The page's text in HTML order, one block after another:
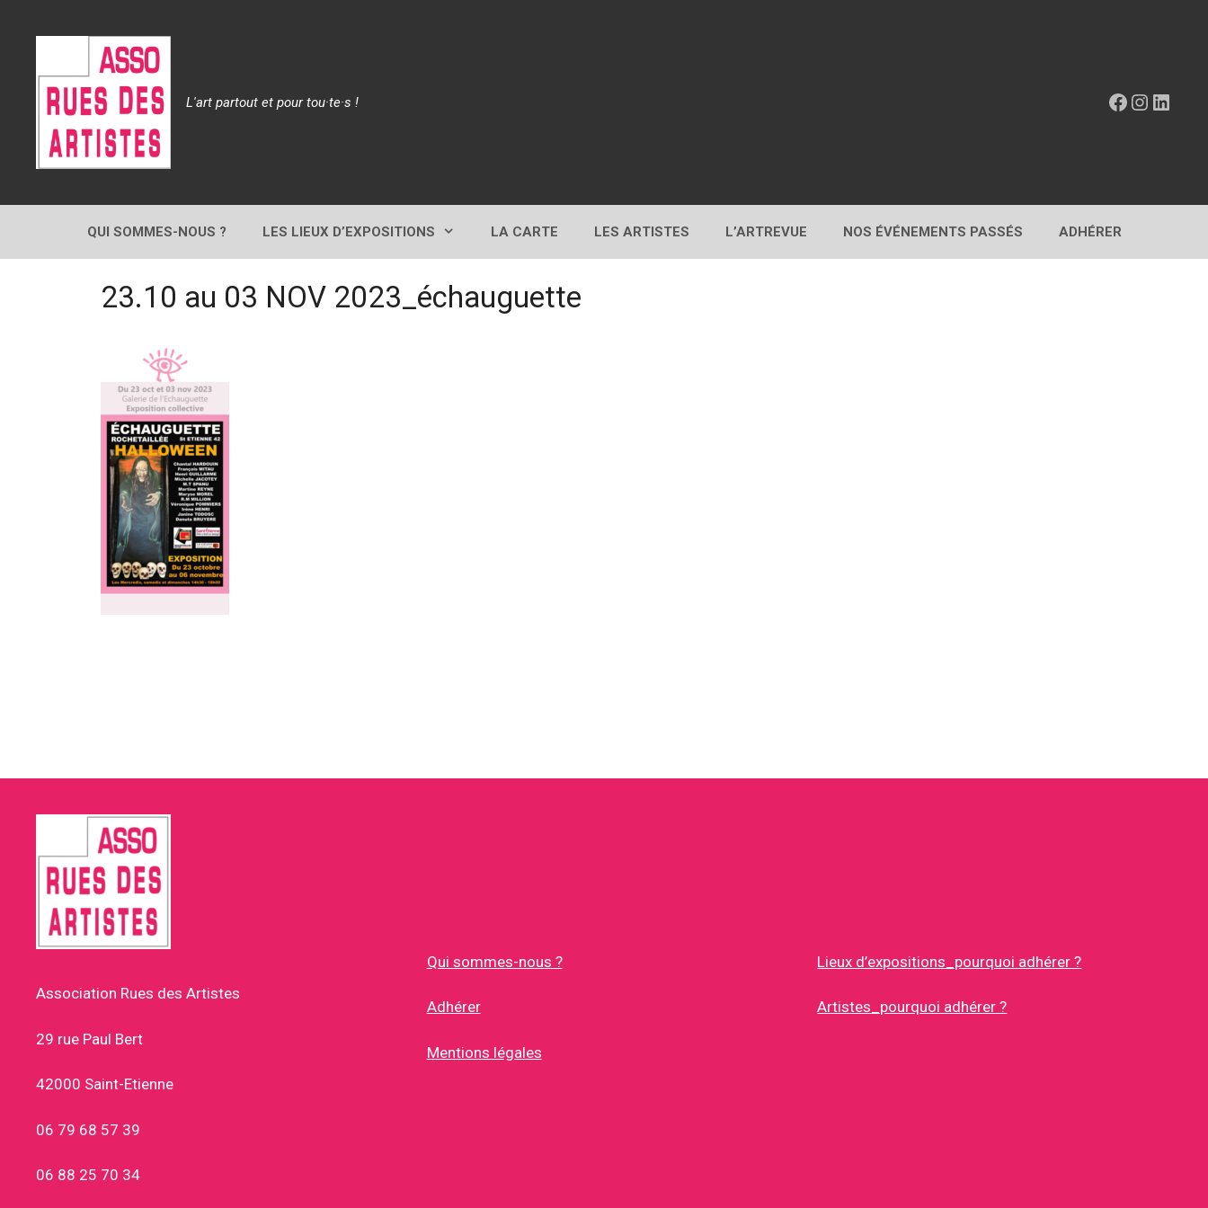
L'art partout et pour tou·te·s ! Facebook
QUI SOMMES-NOUS ? LES LIEUX D’EXPOSITIONS LA CARTE LES ARTISTES L’ARTREVUE NOS ÉVÉNEMENTS PASSÉS ADHÉRER
23.10 au 03 NOV 2023_échauguette
Association Rues des Artistes
29 rue Paul Bert
42000 Saint-Etienne
06 79 68 57 39
06 88 25 70 34
Qui sommes-nous ?
Adhérer
Mentions légales
Lieux d’expositions_pourquoi adhérer ?
Artistes_pourquoi adhérer ?